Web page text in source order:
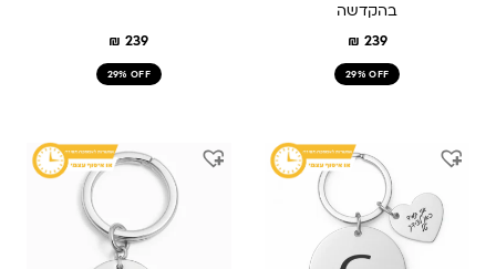
בהקדשה
₪ 239
29% OFF
₪ 239
29% OFF
המקורי
היה:
₪ 239.
הנוכחי
הוא:
₪ 159.